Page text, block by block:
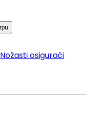
Nožasti osigurači